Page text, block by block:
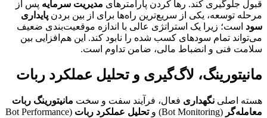
قبول جلوگیری کند. رها کردن پارامترهای مدیریت سرمایه پس از
مرحله توسعه، یکی از سریع‌ترین راه‌ها برای از بین بردن پایداری
سود است؛ زیرا یک استراتژی عالی با اندازه موقعیت‌بندی ضعیف
می‌تواند تمام سودهای کسب شده را نابود کند. این هم‌افزایی بین
سلامت فنی و انضباط مالی، ضامن تداوم است.
مانیتورینگ، لاگ‌گیری و تحلیل عملکرد ربات
هسته اصلی نگهداری فعال، فرآیند سفت و سخت مانیتورینگ ربات
معامله‌گر (Bot Monitoring) و تحلیل عملکرد ربات (Bot Performance